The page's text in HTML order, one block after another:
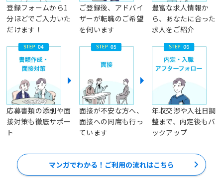
登録フォームから1
分ほどでご入力いた
だけます！
ご登録後、アドバイ
ザーが転職のご希望
を伺います
豊富な求人情報か
ら、あなたに合った
求人をご紹介
応募書類の添削や面
接対策も徹底サポー
ト
面接が不安な方へ、
面接への同席も行っ
ています
年収交渉や入社日調
整まで、内定後もバ
ックアップ
マンガでわかる！ご利用の流れはこちら